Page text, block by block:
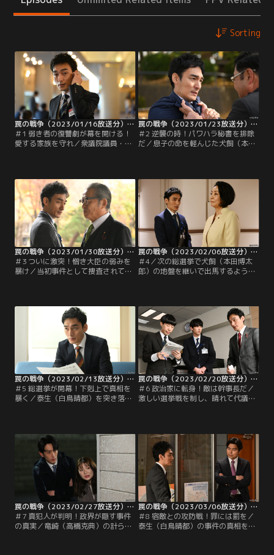
Sorting
罠の戦争（2023/01/16放送分）第01話
＃1 弱き者の復讐劇が幕を開ける！
愛する家族を守れ／衆議院議員・犬
し伸べてくれた犬飼に恩義を感じ、
以来、命がけで犬飼に尽くしてき
た。亨の献身的なサポートにより、
犬飼は内閣府特命担当大臣にまで上
り詰めたが、女性を軽視した発言で
世論の反発を招き…。
罠の戦争（2023/01/23放送分）第02話
＃2 逆襲の時！パワハラ秘書を排除
だ／息子の命を軽んじた犬飼（本田
る、政策秘書の虻川（田口浩正）を
排除する作戦に打って出る。亨によ
れば、虻川は事務所の金庫番で犬飼
も知らない金の流れをすべて把握し
ているため、うかつにクビにはでき
ないという。そこで亨は…。
罠の戦争（2023/01/30放送分）第03話
＃3 ついに激突！憎き大臣の弱みを
暴け／当初事件として捜査されてい
泰生に促された男が、泰生を追うよ
うにバスを降りたことが分かる。永
田町では、亨（草なぎ剛）が虻川
（田口浩正）に変わって政策秘書へ
と昇進。一方で、民政党幹事長の鶴
巻（岸部一徳）が…。
罠の戦争（2023/02/06放送分）第04話
＃4／次の総選挙で犬飼（本田博太
郎）の地盤を継いで出馬するよう打
は、地元の有力者で後援会長の鰐淵
益男（六平直政）を味方につけるよ
う助言するが、鰐淵は犬飼との関係
が深く、継ぐのは犬飼の息子・俊介
（玉城裕規）だと考えていた。
罠の戦争（2023/02/13放送分）第05話
＃5 総選挙が開幕！下剋上で真相を
暴く／泰生（白鳥晴都）を突き落と
人気フリージャーナリストの有馬保
奈美が出馬すると聞かされる。保奈
美は総理の竜崎（高橋克典）とも親
しい間柄。背後に竜崎がいることは
明白だった。鶴巻（岸部一徳）は突
如現れた刺客に…。
罠の戦争（2023/02/20放送分）第06話
＃6 政治家に転身！敵は幹事長だ／
激しい選挙戦を制し、晴れて代議士
りがく然とする。それでも本人から
真実を聞き出したい鷲津は、鶴巻の
弱みを握るべく、梨恵（小野花梨）
と眞人（杉野遥亮）に協力をあお
ぐ。
罠の戦争（2023/02/27放送分）第07話
＃7 真犯人が判明！政界が隠す事件
の真実／竜崎（高橋克典）の計らい
罠の戦争（2023/03/06放送分）第08話
＃8 宿敵との攻防戦！罪には罰を／
泰生（白鳥晴都）の事件の真相を書